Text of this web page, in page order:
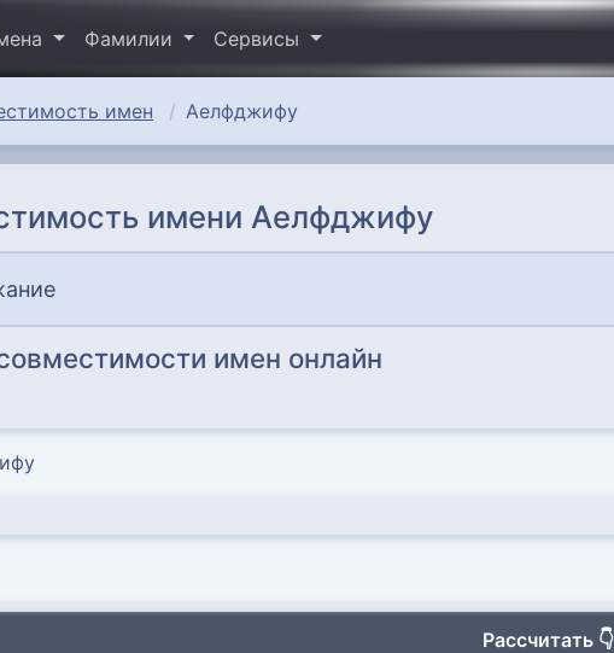
Фамилии Сервисы
имен Аелфджифу
имени Аелфджифу
имен онлайн
Рассчитать 👇